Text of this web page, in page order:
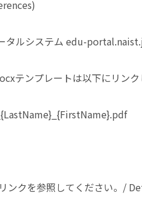
タルシステム edu-
テンプレートは以下にリン
ンクを参照してください。/